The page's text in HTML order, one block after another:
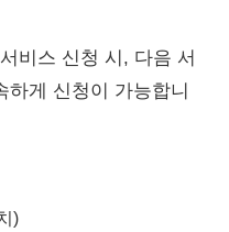
비스 신청 시, 다음 서
게 신청이 가능합니
)